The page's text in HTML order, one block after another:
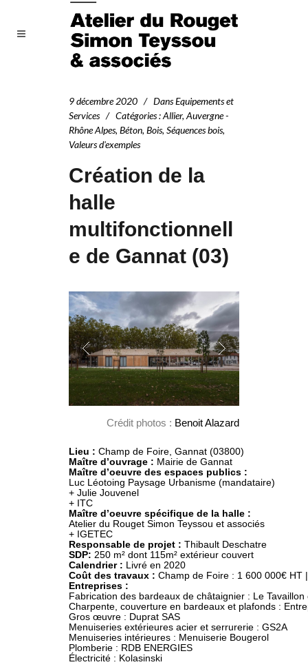
9 décembre 2020 DansEquipements et
Services
Catégories:Allier, Auvergne -
Rhône Alpes, Béton, Bois, Séquences bois,
Valeurs d'exemples
Création de la
halle
multifonctionnell
e de Gannat (03)
Crédit photos : Benoit Alazard
Lieu : Champ de Foire, Gannat (03800)
Maître d’ouvrage :
Maître d’oeuvre des espaces publics :
Luc Léotoing Paysage Urbanisme (mandataire)
+ Julie Jouvenel
Atelier du Rouget Simon Teyssou et associés
Responsable de projet :
SDP:
Calendrier :
Coût des travaux :
Fabrication des bardeaux de châtaignier : Le Tavaillon
Charpente, couverture en bardeaux et plafonds :
Gros œuvre : Duprat SAS
Menuiseries extérieures acier et serrurerie : GS2A
Menuiseries intérieures : Menuiserie Bougerol
Plomberie : RDB ENERGIES
Électricité : Kolasinski